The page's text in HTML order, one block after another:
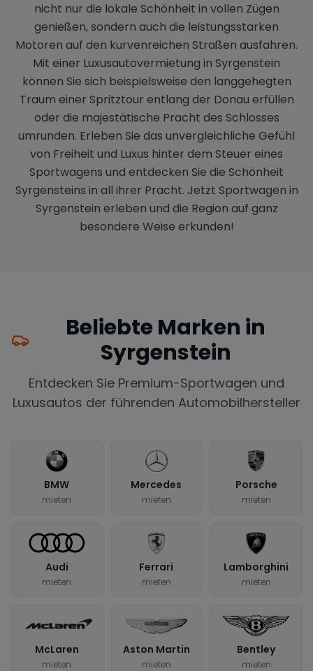
nicht nur die lokale Schönheit in vollen Zügen
genießen, sondern auch die leistungsstarken
Motoren auf den kurvenreichen Straßen ausfahren.
Mit einer Luxusautovermietung in Syrgenstein
können Sie sich beispielsweise den langgehegten
Traum einer Spritztour entlang der Donau erfüllen
oder die majestätische Pracht des Schlosses
umrunden. Erleben Sie das unvergleichliche Gefühl
von Freiheit und Luxus hinter dem Steuer eines
Sportwagens und entdecken Sie die Schönheit
Syrgensteins in all ihrer Pracht. Jetzt Sportwagen in
Syrgenstein erleben und die Region auf ganz
besondere Weise erkunden!
Beliebte Marken in
Syrgenstein
Entdecken Sie Premium-Sportwagen und
Luxusautos der führenden Automobilhersteller
BMW
mieten
Mercedes
mieten
Porsche
mieten
Audi
mieten
Ferrari
mieten
Lamborghini
mieten
McLaren
mieten
Aston Martin
mieten
Bentley
mieten